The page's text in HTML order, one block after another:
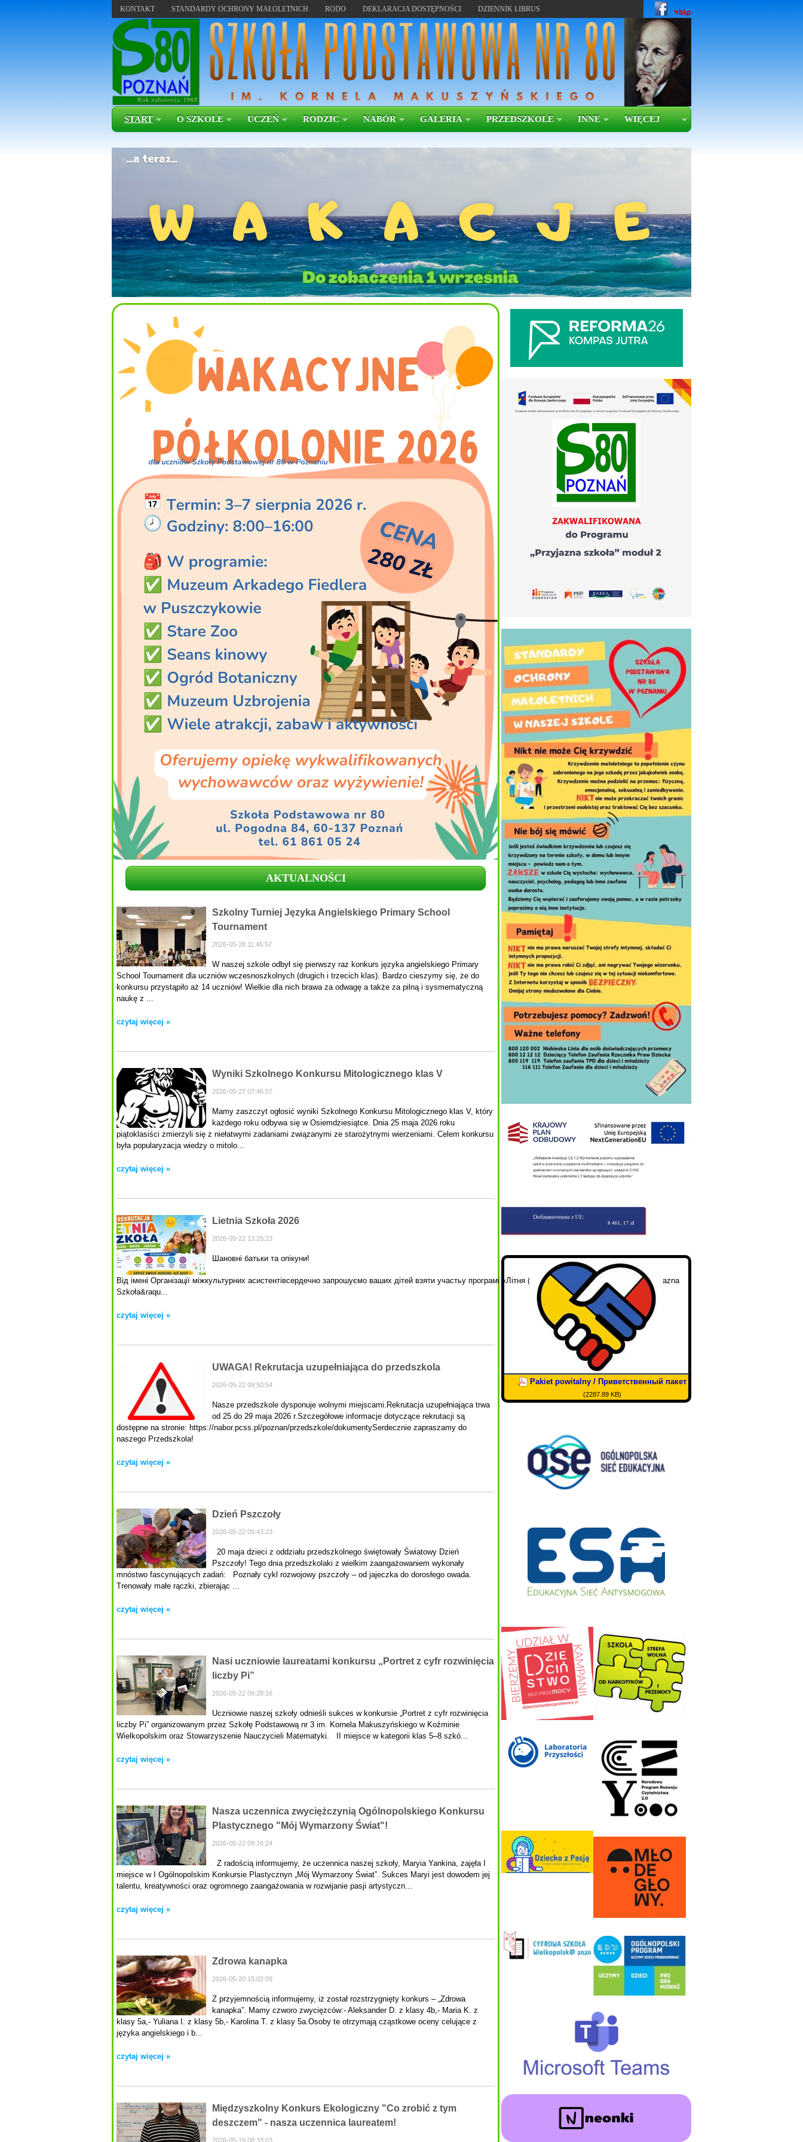
KONTAKT STANDARDY OCHRONY MAŁOLETNICH RODO DEKLARACJA DOSTĘPNOŚCI DZIENNIK LIBRUS
START O SZKOLE UCZEŃ RODZIC NABÓR GALERIA PRZEDSZKOLE INNE WIĘCEJ
AKTUALNOŚCI
Szkolny Turniej Języka Angielskiego Primary School
Tournament
2026-05-28 11:45:57
W naszej szkole odbył się pierwszy raz konkurs języka angielskiego Primary
School Tournament dla uczniów wczesnoszkolnych (drugich i trzecich klas). Bardzo cieszymy się, że do
konkursu przystąpiło aż 14 uczniów! Wielkie dla nich brawa za odwagę a także za pilną i sysmematyczną
naukę z ...
czytaj więcej »
Wyniki Szkolnego Konkursu Mitologicznego klas V
2026-05-27 07:46:57
Mamy zaszczyt ogłosić wyniki Szkolnego Konkursu Mitologicznego klas V, który
każdego roku odbywa się w Osiemdziesiątce. Dnia 25 maja 2026 roku
piątoklasiści zmierzyli się z niełatwymi zadaniami związanymi ze starożytnymi wierzeniami. Celem konkursu
była popularyzacja wiedzy o mitolo...
czytaj więcej »
Lietnia Szkoła 2026
2026-05-22 13:25:23
Шановні батьки та опікуни!
Від імені Організації міжкультурних асистентівсердечно запрошуємо ваших дітей взяти участьу програмі «Літня (не)школа» у рамках програми «Przyjazna
Szkoła&raqu...
czytaj więcej »
UWAGA! Rekrutacja uzupełniająca do przedszkola
2026-05-22 09:50:54
Nasze przedszkole dysponuje wolnymi miejscami.Rekrutacja uzupełniająca trwa
od 25 do 29 maja 2026 r.Szczegółowe informacje dotyczące rekrutacji są
dostępne na stronie: https://nabor.pcss.pl/poznan/przedszkole/dokumentySerdecznie zapraszamy do
naszego Przedszkola!
czytaj więcej »
Dzień Pszczoły
2026-05-22 09:43:23
20 maja dzieci z oddziału przedszkolnego świętowały Światowy Dzień
Pszczoły! Tego dnia przedszkolaki z wielkim zaangażowaniem wykonały
mnóstwo fascynujących zadań: Poznały cykl rozwojowy pszczoły – od jajeczka do dorosłego owada.
Trenowały małe rączki, zbierając ...
czytaj więcej »
Nasi uczniowie laureatami konkursu „Portret z cyfr rozwinięcia
liczby Pi”
2026-05-22 09:28:16
Uczniowie naszej szkoły odnieśli sukces w konkursie „Portret z cyfr rozwinięcia
liczby Pi” organizowanym przez Szkołę Podstawową nr 3 im. Kornela Makuszyńskiego w Koźminie
Wielkopolskim oraz Stowarzyszenie Nauczycieli Matematyki. II miejsce w kategorii klas 5–8 szkó...
czytaj więcej »
Nasza uczennica zwyciężczynią Ogólnopolskiego Konkursu
Plastycznego "Mój Wymarzony Świat"!
2026-05-22 09:16:24
Z radością informujemy, że uczennica naszej szkoły, Maryia Yankina, zajęła I
miejsce w I Ogólnopolskim Konkursie Plastycznyn „Mój Wymarzony Świat”. Sukces Maryi jest dowodem jej
talentu, kreatywności oraz ogromnego zaangażowania w rozwijanie pasji artystyczn...
czytaj więcej »
Zdrowa kanapka
2026-05-20 15:02:09
Z przyjemnością informujemy, iż został rozstrzygnięty konkurs – „Zdrowa
kanapka”. Mamy czworo zwycięzców:- Aleksander D. z klasy 4b,- Maria K. z
klasy 5a,- Yuliana I. z klasy 5b,- Karolina T. z klasy 5a.Osoby te otrzymają cząstkowe oceny celujące z
języka angielskiego i b...
czytaj więcej »
Międzyszkolny Konkurs Ekologiczny "Co zrobić z tym
deszczem" - nasza uczennica laureatem!
2026-05-19 08:33:03
Pakiet powitalny / Приветственный пакет
(2287.89 KB)